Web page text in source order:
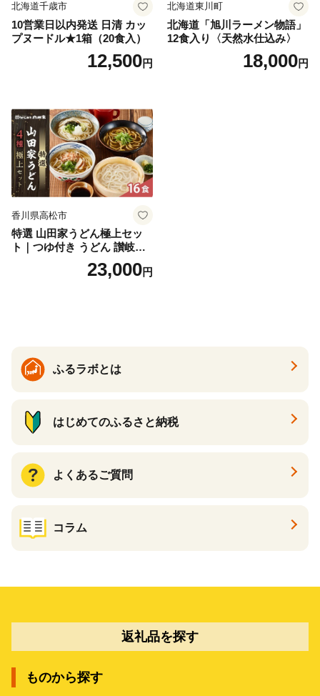
北海道千歳市
10営業日以内発送 日清 カッ
プヌードル★1箱（20食入）
12,500円
北海道東川町
北海道「旭川ラーメン物語」
12食入り〈天然水仕込み〉
18,000円
香川県高松市
特選 山田家うどん極上セッ
ト｜つゆ付き うどん 讃岐う
どん さぬきうどん 生麵 うど
んセット カレーうどん 生う
23,000円
ふるラボとは
はじめてのふるさと納税
よくあるご質問
コラム
返礼品を探す
ものから探す